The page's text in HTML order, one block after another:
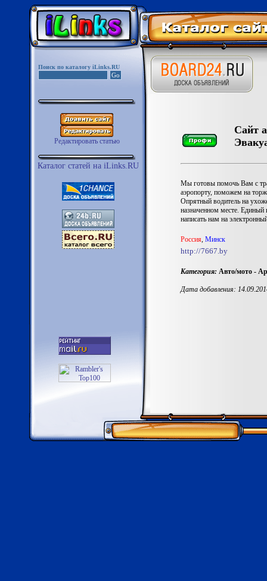
Поиск по каталогу iLinks.RU
Редактировать статью
Каталог статей на iLinks.RU
Сайт
Мы готовы помочь Вам с
аэропорту, поможем на
Опрятный водитель на
назначенном месте.
написать нам на
Роccия, Минск
http://7667.by
Категория: Авто/мото -
Дата добавления: